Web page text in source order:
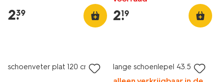
2.
39 2.
19
schoenveter plat 120 cm lange schoenlepel 43.5 cm